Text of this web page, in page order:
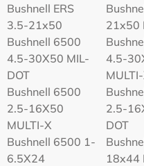
Bushnell ERS
3.5-21x50
21x50
Bushnell 6500
4.5-30X50 MIL-
DOT
4.5-
Bushnell 6500
2.5-16X50
MULTI-X
2.5-
DOT
Bushnell 6500 1-
6.5X24
18x44